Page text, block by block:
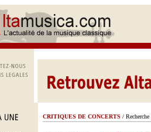
CRITIQUES DE CONCERTS / Recherche